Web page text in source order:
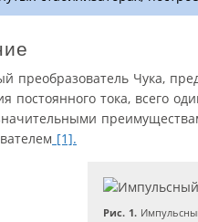
преобразователь Чука,
постоянного тока, всего
[1].
Рис. 1.